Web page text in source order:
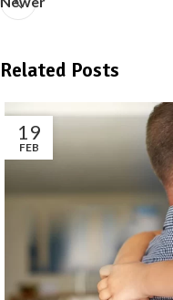
Related Posts
19
FEB